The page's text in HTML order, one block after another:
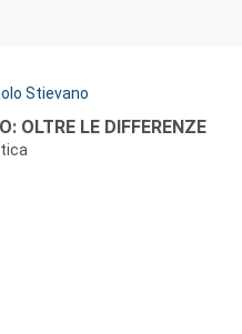
Stievano
OLTRE LE DIFFERENZE